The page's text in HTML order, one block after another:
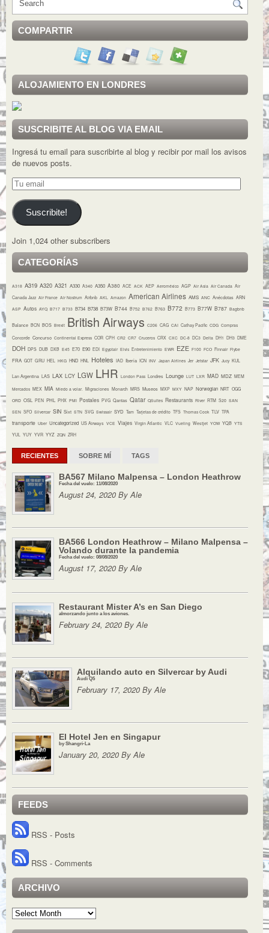
COMPARTIR
ALOJAMIENTO EN LONDRES
SUSCRIBITE AL BLOG VIA EMAIL
Ingresá tu email para suscribirte al blog y recibir por mail los avisos
de nuevos posts.
Tu
email
Suscribite!
Join 1,024 other subscribers
CATEGORÍAS
A318 A319 A320 A321 A330 A340 A350 A380 ACE ACK AEP Aeroméxico AGP Air Asia Air Canada Air
Canada Jazz Air France Air Nostrum Airbnb AKL Amazon American Airlines AMS ANC Anécdotas ARN
ASP Autos AYQ B717 B733 B734 B738 B73W B744 B752 B762 B763 B772 B773 B77W B787 Bagbnb
Balance BCN BOS Brexit British Airways C206 CAG CAI Cathay Pacific CDG Compras
Concorde Concurso Continental Express COR CPH CR2 CR7 Cruceros CRX CXC DC-8 DC3 Delta DH1 DH3 DME
DOH DPS DUB DXB E45 E70 E90 EDI Egyptair Elvis Entretenimiento EWR EZE F100 FCO Finnair Flybe
FRA GOT GRU HEL HKG HND HNL Hoteles IAD Iberia ICN INV Japan Airlines Jer Jetstar JFK Jucy KUL
Lan Argentina LAS LAX LCY LGW LHR London Pass Londres Lounge LUT LXR MAD MDZ MEM
Mercados MEX MIA Miedo a volar. Migraciones Monarch MRS Museos MXP MXY NAP Norwegian NRT OGG
ORD OSL PEN PHL PHX PMI Postales PVG Qantas Qatar QSuites Restaurants River RTM S20 SAN
SEN SFO Silvercar SIN Sixt STN SVG Swissair SYD Tam Tarjetas de crédito TFS Thomas Cook TLV TPA
transporte Uber Uncategorized US Airways VCE Viajes Virgin Atlantic VLC Vueling Westjet YOW YQB YTS
YUL YUY YVR YYZ ZQN ZRH
RECIENTES SOBRE MÍ TAGS
BA567 Milano Malpensa – London Heathrow
Fecha del vuelo: 11/08/2020
August 24, 2020 By Ale
BA566 London Heathrow – Milano Malpensa –
Volando durante la pandemia
Fecha del vuelo: 08/08/2020
August 17, 2020 By Ale
Restaurant Mister A’s en San Diego
almorzando junto a los aviones.
February 24, 2020 By Ale
Alquilando auto en Silvercar by Audi
Audi Q5
February 17, 2020 By Ale
El Hotel Jen en Singapur
by Shangri-La
January 20, 2020 By Ale
FEEDS
RSS - Posts
RSS - Comments
ARCHIVO
Archivo